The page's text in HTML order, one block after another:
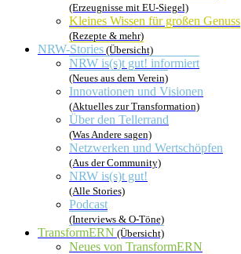
(Erzeugnisse mit EU-Siegel)
Kleines Wissen für großen Genuss
(Rezepte & mehr)
NRW-Stories (Übersicht)
NRW is(s)t gut! informiert
(Neues aus dem Verein)
Innovationen und Visionen
(Aktuelles zur Transformation)
Über den Tellerrand
(Was Andere sagen)
Netzwerken und Wertschöpfen
(Aus der Community)
NRW is(s)t gut!
(Alle Stories)
Podcast
(Interviews & O-Töne)
TransformERN (Übersicht)
Neues von TransformERN